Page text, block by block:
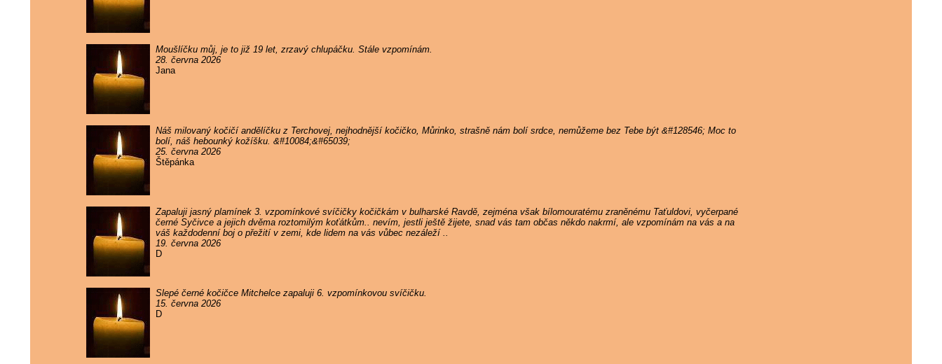
Moušlíčku můj, je to již 19 let, zrzavý chlupáčku. Stále vzpomínám.
28. června 2026
Jana
Náš milovaný kočičí andělíčku z Terchovej, nejhodnější kočičko, Můrinko, strašně nám bolí srdce, nemůžeme bez Tebe být &#128546; Moc to
bolí, náš hebounký kožíšku. &#10084;&#65039;
25. června 2026
Štěpánka
Zapaluji jasný plamínek 3. vzpomínkové svíčičky kočičkám v bulharské Ravdě, zejména však bílomouratému zraněnému Taťuldovi, vyčerpané
černé Syčivce a jejich dvěma roztomilým koťátkům.. nevím, jestli ještě žijete, snad vás tam občas někdo nakrmí, ale vzpomínám na vás a na
váš každodenní boj o přežití v zemi, kde lidem na vás vůbec nezáleží ..
19. června 2026
D
Slepé černé kočičce Mitchelce zapaluji 6. vzpomínkovou svíčičku.
15. června 2026
D